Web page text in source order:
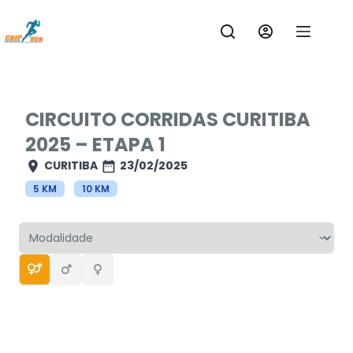
o
CIRCUITO CORRIDAS CURITIBA
2025 – ETAPA 1
CURITIBA 23/02/2025
5 KM 10 KM